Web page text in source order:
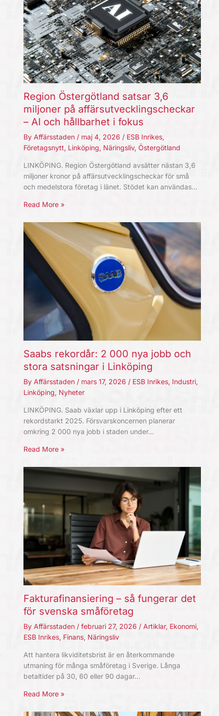
Region Östergötland satsar 3,6
miljoner på affärsutvecklingscheckar
– AI och hållbarhet i fokus
By Affärsstaden / maj 4, 2026 / ESB Inrikes,
Företagsnytt, Linköping, Näringsliv, Östergötland
LINKÖPING. Region Östergötland avsätter nästan 3,6
miljoner kronor på affärsutvecklingscheckar för små
och medelstora företag i länet. Stödet kan användas…
Read More »
Saabs rekordår: 2 000 nya jobb och
stora satsningar i Linköping
By Affärsstaden / mars 17, 2026 / ESB Inrikes, Industri,
Linköping, Nyheter
LINKÖPING. Saab växlar upp i Linköping efter ett
rekordstarkt 2025. Försvarskoncernen planerar
omkring 2 000 nya jobb i staden under…
Read More »
Fakturafinansiering – så fungerar det
för svenska småföretag
By Affärsstaden / februari 27, 2026 / Artiklar, Ekonomi,
ESB Inrikes, Finans, Näringsliv
Att hantera likviditetsbrist är en återkommande
utmaning för många småföretag i Sverige. Långa
betaltider på 30, 60 eller 90 dagar…
Read More »